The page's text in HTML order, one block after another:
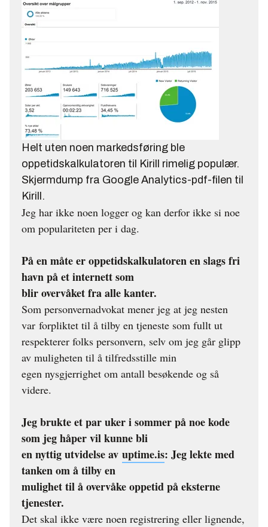
Helt uten noen markedsføring ble
oppetidskalkulatoren til Kirill rimelig populær.
Skjermdump fra Google Analytics-pdf-filen til
Kirill.
Jeg har ikke noen logger og kan derfor ikke si noe
om populariteten per i dag.
På en måte er oppetidskalkulatoren en slags fri
havn på et internett som
blir overvåket fra alle kanter.
Som personvernadvokat mener jeg at jeg nesten
var forpliktet til å tilby en tjeneste som fullt ut
respekterer folks personvern, selv om jeg går glipp
av muligheten til å tilfredsstille min
egen nysgjerrighet om antall besøkende og så
videre.
Jeg brukte et par uker i sommer på noe kode
som jeg håper vil kunne bli
en nyttig utvidelse av uptime.is: Jeg lekte med
tanken om å tilby en
mulighet til å overvåke oppetid på eksterne
tjenester.
Det skal ikke være noen registrering eller lignende,